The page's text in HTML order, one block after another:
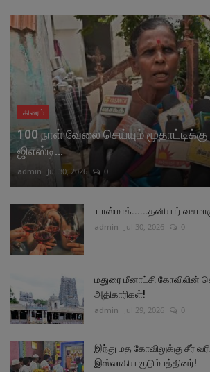
கிரைம்
100 நாள் வேலை செய்யும் மூதாட்டிக்கு
ஜிஎஸ்டி...
admin Jul 30, 2026 0
டாஸ்மாக்......தனியார்
admin Jul 30, 2026 0
மதுரை மீனாட்சி கோவிலின்
அதிகாரிகள்!
admin Jul 29, 2026 0
இந்து மத கோவிலுக்கு சீர்
இஸ்லாகிய குடும்பத்தினர்!